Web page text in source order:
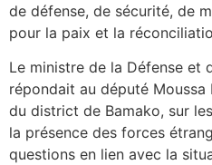
de défense, de sécurité, de
pour la paix et la
Le ministre de la Défense et
répondait au député Moussa
du district de Bamako, sur
la présence des forces
questions en lien avec la